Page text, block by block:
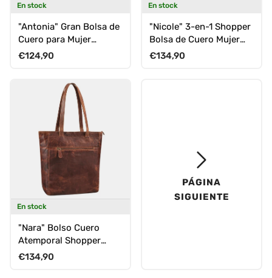
En stock
"Antonia" Gran Bolsa de
Cuero para Mujer
Shopper Tote Bag
Precio normal
€124,90
En stock
"Nicole" 3-en-1 Shopper
Bolsa de Cuero Mujer
con Correa Crossbody
Precio normal
€134,90
En stock
"Nara" Bolso Cuero
Atemporal Shopper
Mujeres Grande Vintage
Precio normal
€134,90
PÁGINA
SIGUIENTE